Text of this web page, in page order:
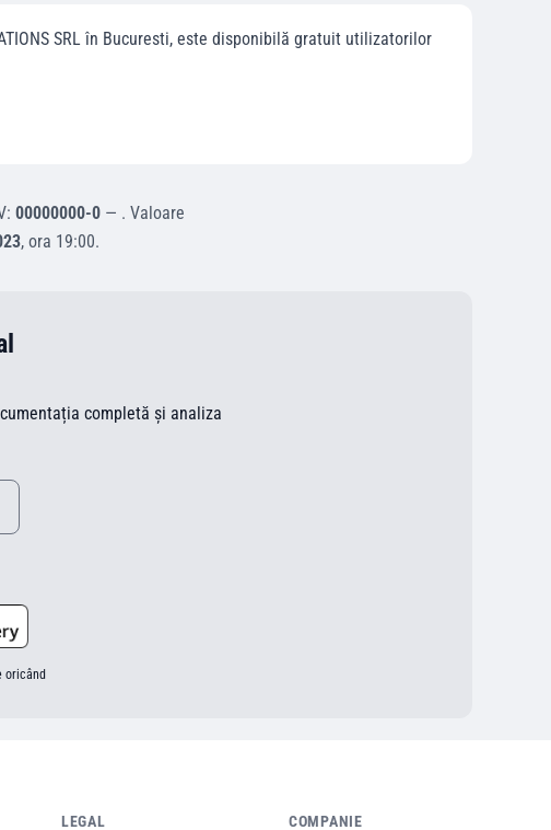
SRLîn Bucuresti, este disponibilă gratuit utilizatorilor
00000000-0— . Valoare
, ora 19:00.
completă și analiza
oricând
LEGAL COMPANIE